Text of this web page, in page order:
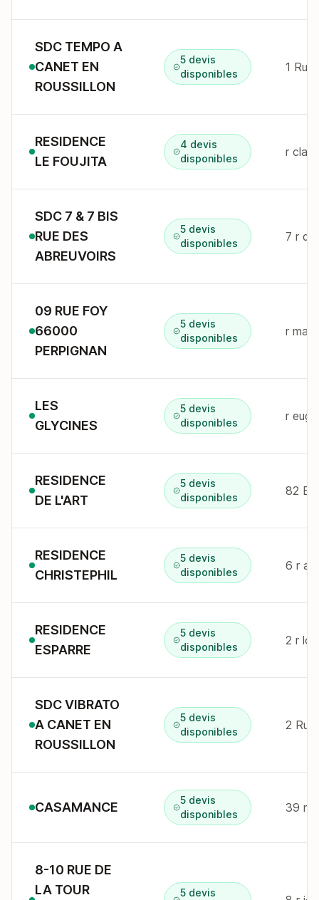
SDC TEMPO A
CANET EN
ROUSSILLON
5 devis
disponibles
RESIDENCE
LE FOUJITA
4 devis
disponibles
r
SDC 7 & 7 BIS
RUE DES
ABREUVOIRS
5 devis
disponibles
7 r
09 RUE FOY
66000
PERPIGNAN
5 devis
disponibles
LES
GLYCINES
5 devis
disponibles
r
RESIDENCE
DE L'ART
5 devis
disponibles
RESIDENCE
CHRISTEPHIL
5 devis
disponibles
6 r
RESIDENCE
ESPARRE
5 devis
disponibles
2 r
SDC VIBRATO
A CANET EN
ROUSSILLON
5 devis
disponibles
CASAMANCE
5 devis
disponibles
39 r
8-10 RUE DE
LA TOUR
5 devis